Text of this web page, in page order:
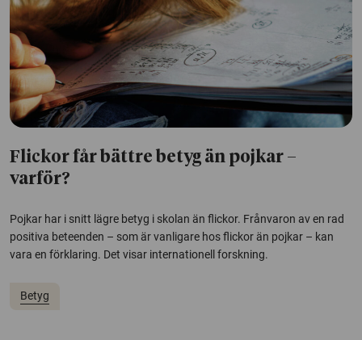
Flickor får bättre betyg än pojkar –
varför?
Pojkar har i snitt lägre betyg i skolan än flickor. Frånvaron av en rad
positiva beteenden – som är vanligare hos flickor än pojkar – kan
vara en förklaring. Det visar internationell forskning.
Betyg